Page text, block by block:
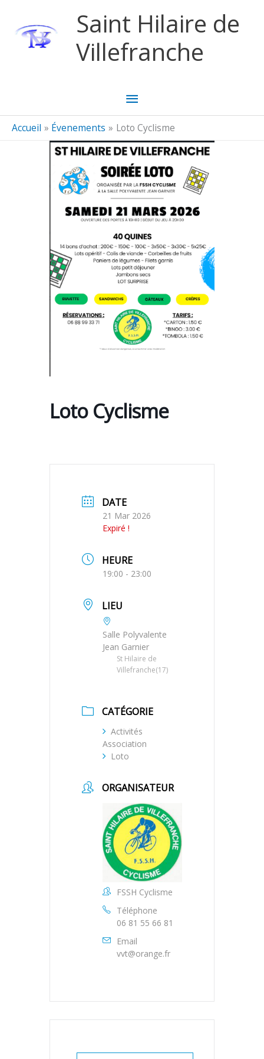
Saint Hilaire de
Villefranche
Menu
principal
Accueil Évenements Loto Cyclisme
Loto Cyclisme
DATE
21 Mar 2026
Expiré !
HEURE
19:00 - 23:00
LIEU
Salle Polyvalente
Jean Garnier
St Hilaire de
Villefranche(17)
CATÉGORIE
Activités
Association
Loto
ORGANISATEUR
FSSH Cyclisme
Téléphone
06 81 55 66 81
Email
vvt@orange.fr